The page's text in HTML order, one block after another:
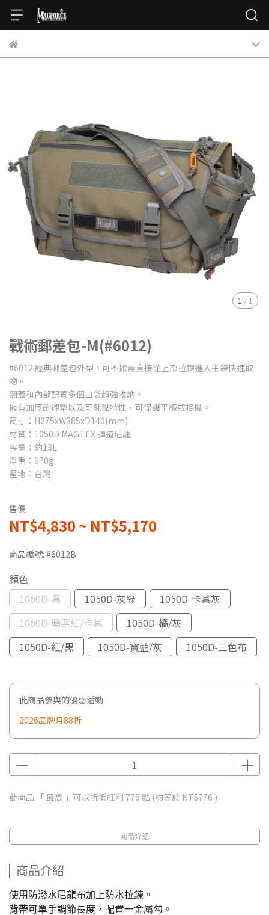
1 / 1
戰術郵差包-M(#6012)
#6012 經典郵差包外型。可不掀蓋直接從上部拉鍊進入主袋快速取
物。
翻蓋和內部配置多個口袋超強收納。
擁有加厚的襯墊以及可氈黏特性，可保護平板或相機。
尺寸：H275xW385xD140(mm)
材質：1050D MAGTEX 彈道尼龍
容量：約13L
淨重：970g
產地：台灣
售價
NT$4,830 ~ NT$5,170
商品編號: #6012B
顏色
1050D-黑
1050D-灰綠
1050D-卡其灰
1050D-暗栗紅/卡其
1050D-橘/灰
1050D-紅/黑
1050D-寶藍/灰 1050D-三色布
此商品參與的優惠活動
2026品牌月88折
此商品 「 最高 」可以折抵紅利 776 點 (約等於 NT$776 )
商品介紹
商品介紹
使用防潑水尼龍布加上防水拉鍊。
背帶可單手調節長度，配置一金屬勾。